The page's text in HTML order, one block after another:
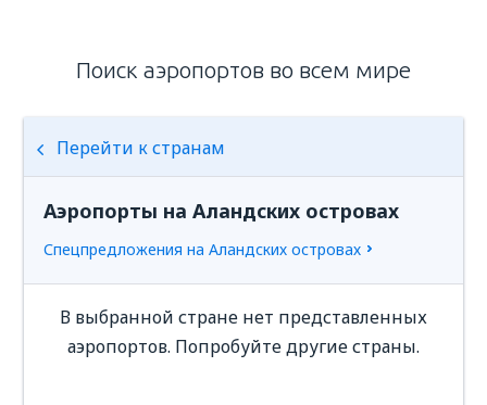
Поиск аэропортов во всем мире
Перейти к странам
Аэропорты на Аландских островах
Спецпредложения на Аландских островах
В выбранной стране нет представленных
аэропортов. Попробуйте другие страны.